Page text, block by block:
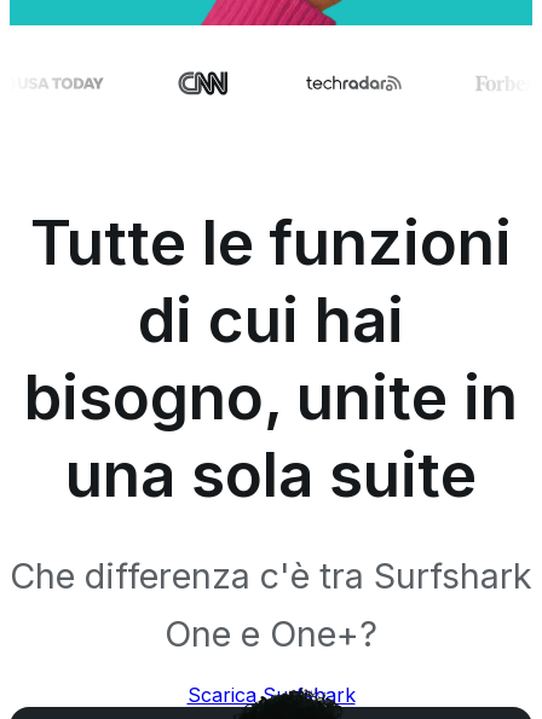
Tutte le funzioni
di cui hai
bisogno, unite in
una sola suite
Che differenza c'è tra Surfshark
One e One+?
Scarica Surfshark